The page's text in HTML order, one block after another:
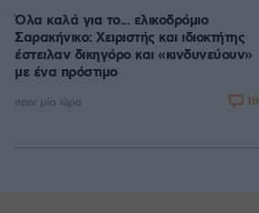
Όλα καλά για το... ελικοδρόμιο
Σαρακήνικο: Χειριστής και ιδιοκτήτης
έστειλαν δικηγόρο και «κινδυνεύουν»
με ένα πρόστιμο
πριν μία ώρα 18